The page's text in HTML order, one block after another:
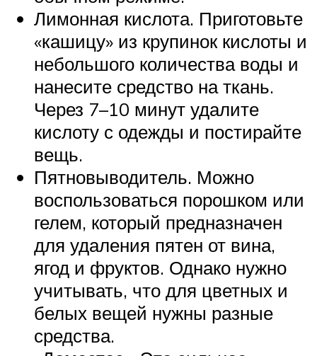
Лимонная кислота. Приготовьте
«кашицу» из крупинок кислоты и
небольшого количества воды и
нанесите средство на ткань.
Через 7–10 минут удалите
кислоту с одежды и постирайте
вещь.
Пятновыводитель. Можно
воспользоваться порошком или
гелем, который предназначен
для удаления пятен от вина,
ягод и фруктов. Однако нужно
учитывать, что для цветных и
белых вещей нужны разные
средства.